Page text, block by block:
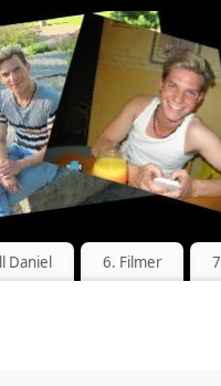
Daniel 6. Filmer